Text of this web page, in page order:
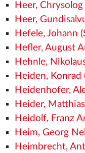
Heer, Chrysolog
Heer,
Hefele, Johann
Hefler, August
Hehnle,
Heiden, Konrad
Heidenhofer,
Heider,
Heidolf, Franz
Heim, Georg
Heimbrecht,